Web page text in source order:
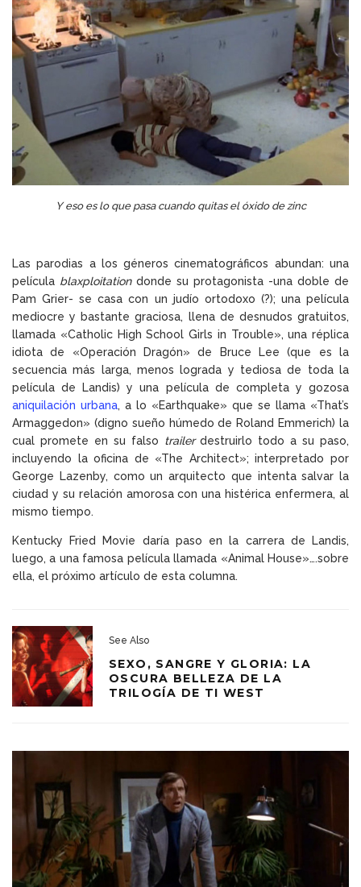
Y eso es lo que pasa cuando quitas el óxido de zinc
Las parodias a los géneros cinematográficos abundan: una
película blaxploitationdonde su protagonista -una doble de
Pam Grier- se casa con un judío ortodoxo (?); una película
mediocre y bastante graciosa, llena de desnudos gratuitos,
llamada «Catholic High School Girls in Trouble», una réplica
idiota de «Operación Dragón» de Bruce Lee (que es la
secuencia más larga, menos lograda y tediosa de toda la
película de Landis) y una película de completa y gozosa
aniquilación urbana, a lo «Earthquake» que se llama «That’s
Armaggedon» (digno sueño húmedo de Roland Emmerich) la
cual promete en su falso trailerdestruirlo todo a su paso,
incluyendo la oficina de «The Architect»; interpretado por
George Lazenby, como un arquitecto que intenta salvar la
ciudad y su relación amorosa con una histérica enfermera, al
mismo tiempo.
Kentucky Fried Movie daría paso en la carrera de Landis,
luego, a una famosa película llamada «Animal House»….sobre
ella, el próximo artículo de esta columna.
See Also
SEXO, SANGRE Y GLORIA: LA
OSCURA BELLEZA DE LA
TRILOGÍA DE TI WEST